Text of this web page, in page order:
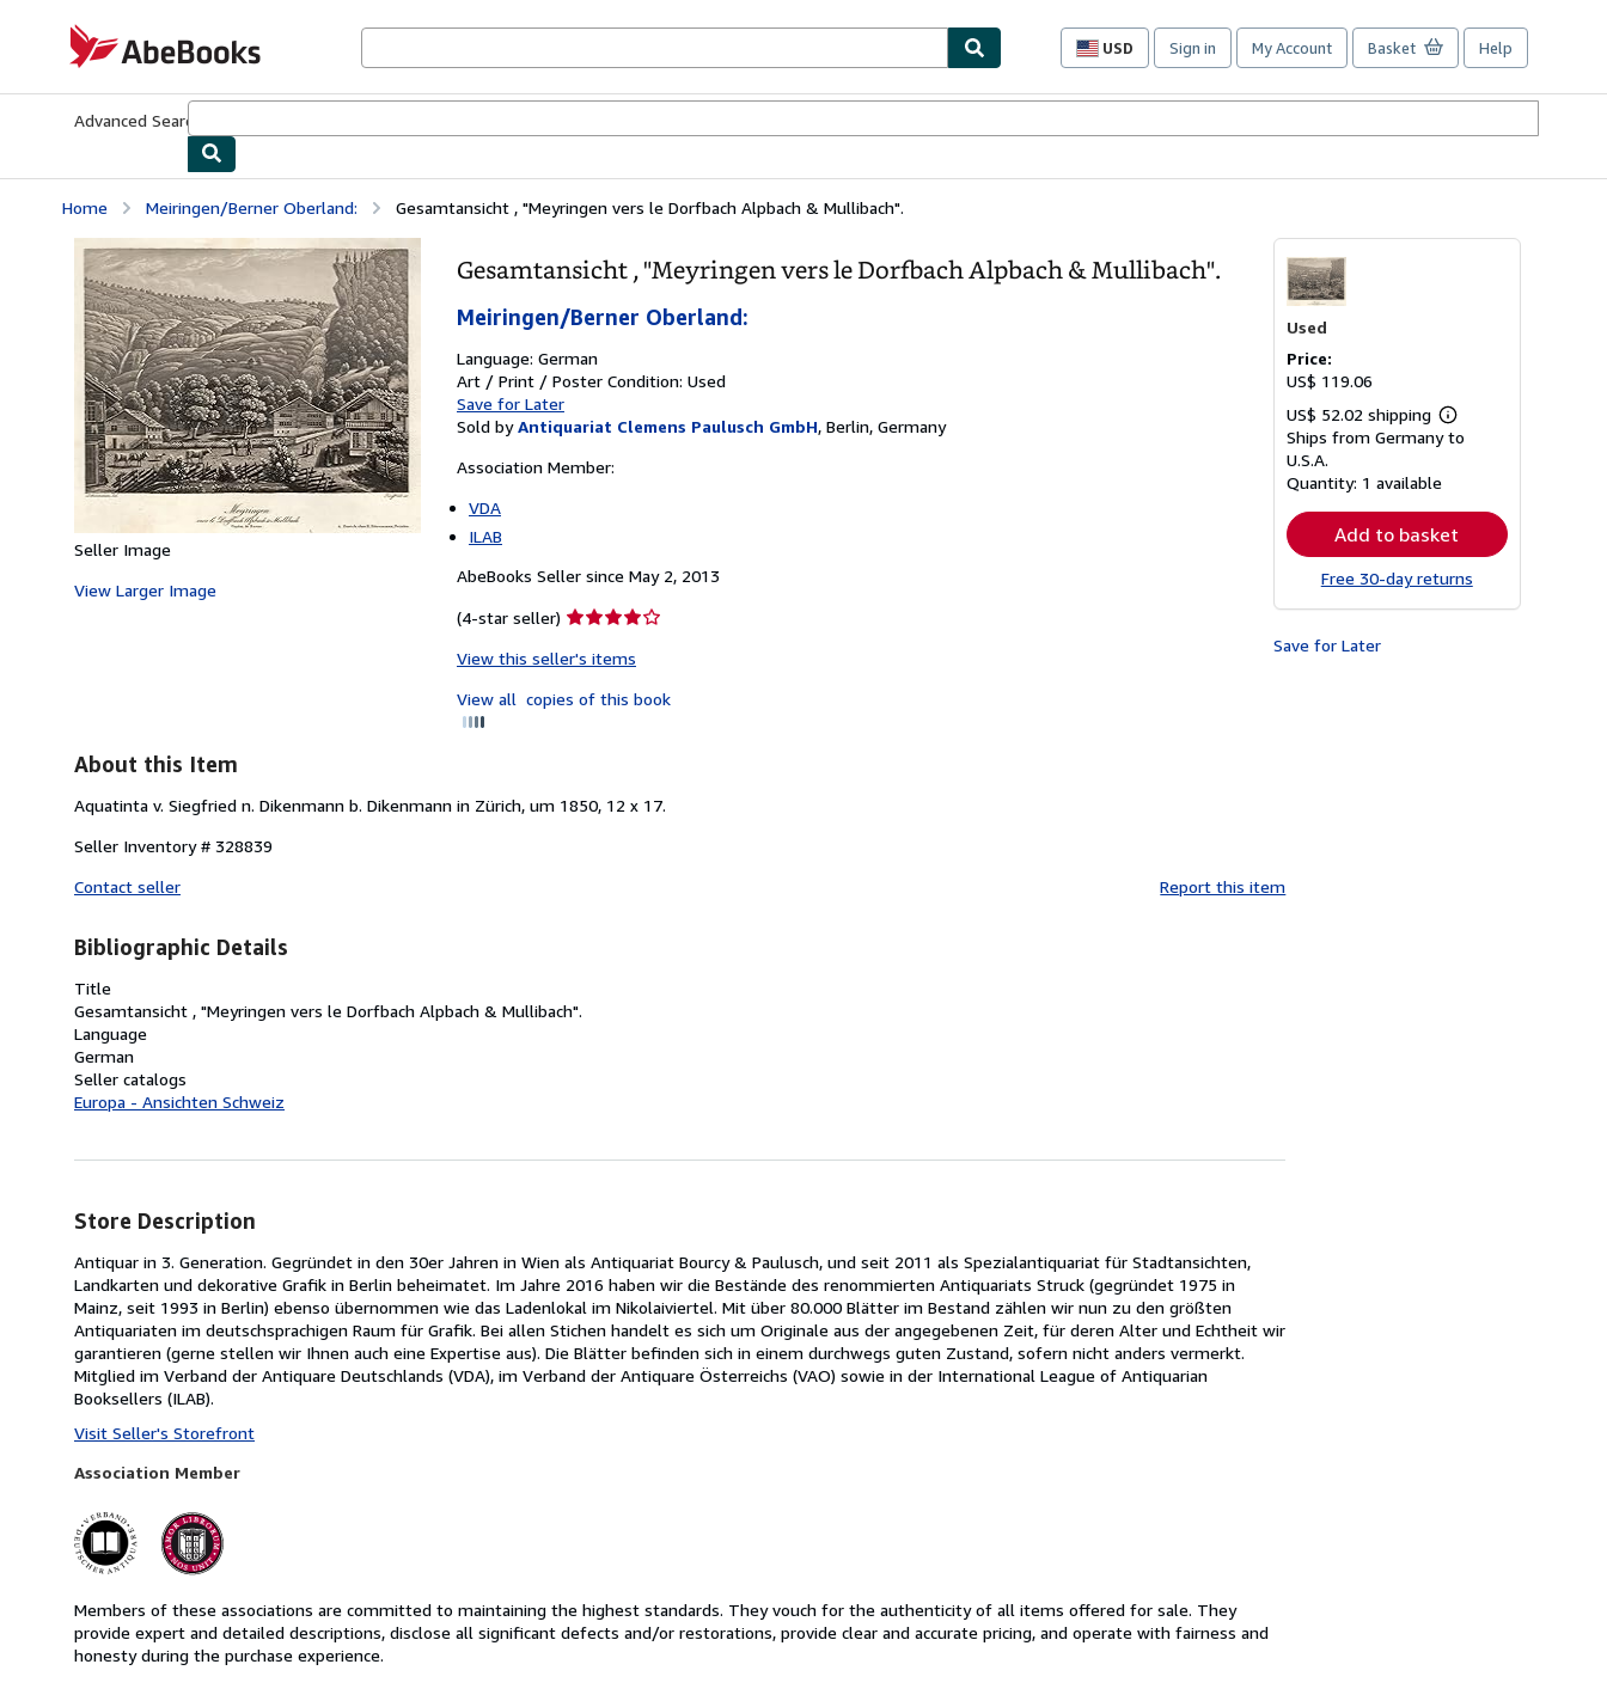
AbeBooks.com
USD
Site
preferences
Sign in My Account Basket Help
Advanced Search
Home Meiringen/Berner Oberland: Gesamtansicht , "Meyringen vers le Dorfbach Alpbach & Mullibach".
Seller Image
View Larger Image
Gesamtansicht , "Meyringen vers le Dorfbach Alpbach & Mullibach".
Meiringen/Berner Oberland:
Language: German
Art / Print / Poster Condition: Used
Save for Later
Sold by Antiquariat Clemens Paulusch GmbH, Berlin, Germany
Association Member:
VDA
ILAB
AbeBooks Seller since May 2, 2013
(4-star seller) Seller
4
of
View this seller's items
View all copies of this book
Used
Price:
US$ 119.06
US$ 52.02 shipping
Learn
more
Ships from Germany to
U.S.A.
Quantity: 1 available
Add to basket
Free 30-day returns
Save for Later
About this Item
Aquatinta v. Siegfried n. Dikenmann b. Dikenmann in Zürich, um 1850, 12 x 17.
Seller Inventory # 328839
Contact seller
Report this item
Bibliographic Details
Title
Gesamtansicht , "Meyringen vers le Dorfbach Alpbach & Mullibach".
Language
German
Seller catalogs
Europa - Ansichten Schweiz
Store Description
Antiquar in 3. Generation. Gegründet in den 30er Jahren in Wien als Antiquariat Bourcy & Paulusch, und seit 2011 als Spezialantiquariat für Stadtansichten,
Landkarten und dekorative Grafik in Berlin beheimatet. Im Jahre 2016 haben wir die Bestände des renommierten Antiquariats Struck (gegründet 1975 in
Mainz, seit 1993 in Berlin) ebenso übernommen wie das Ladenlokal im Nikolaiviertel. Mit über 80.000 Blätter im Bestand zählen wir nun zu den größten
Antiquariaten im deutschsprachigen Raum für Grafik. Bei allen Stichen handelt es sich um Originale aus der angegebenen Zeit, für deren Alter und Echtheit wir
garantieren (gerne stellen wir Ihnen auch eine Expertise aus). Die Blätter befinden sich in einem durchwegs guten Zustand, sofern nicht anders vermerkt.
Mitglied im Verband der Antiquare Deutschlands (VDA), im Verband der Antiquare Österreichs (VAO) sowie in der International League of Antiquarian
Booksellers (ILAB).
Visit Seller's Storefront
Association Member
Members of these associations are committed to maintaining the highest standards. They vouch for the authenticity of all items offered for sale. They
provide expert and detailed descriptions, disclose all significant defects and/or restorations, provide clear and accurate pricing, and operate with fairness and
honesty during the purchase experience.